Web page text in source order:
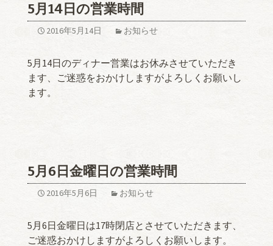
5月14日の営業時間
2016年5月14日 お知らせ
5月14日のディナー営業はお休みさせていただき
ます、ご迷惑をおかけしますがよろしくお願いし
ます。
5月6日金曜日の営業時間
2016年5月6日 お知らせ
5月6日金曜日は17時閉店とさせていただきます、
ご迷惑おかけしますがよろしくお願いします。